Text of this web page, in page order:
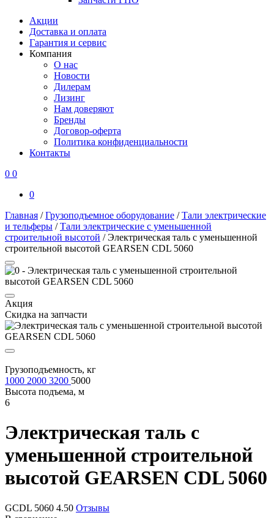
Акции
Доставка и оплата
Гарантия и сервис
Компания
О нас
Новости
Дилерам
Лизинг
Нам доверяют
Бренды
Договор-оферта
Политика конфиденциальности
Контакты
0 0
0
Главная /Грузоподъемное оборудование /Тали электрические
и тельферы /Тали электрические с уменьшенной
строительной высотой /Электрическая таль с уменьшенной
строительной высотой GEARSEN CDL 5060
Акция
Скидка на запчасти
Грузоподъемность, кг
1000 2000 3200 5000
Высота подъема, м
6
Электрическая таль с
уменьшенной строительной
высотой GEARSEN CDL 5060
GCDL 5060 4.50 Отзывы